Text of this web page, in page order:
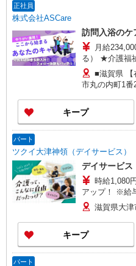
★週払いOK（規定あり）
正社員
株式会社ASCare
訪問入浴のケ
月給
る） ★介護福
手当） 別途交
残業手当（月
給
■滋賀県 【
市丸の内町1番
用住宅1階 【
市高宮町
【在宅介護セ
宅介護センタ
一丁目11番地
【在宅介護セ
町三丁目101
キープ
パート
ツクイ大津神領（デイサービス）
デイサービス
時給1,080円〜1,167円
アップ！ ※給
滋賀県大
キープ
パート